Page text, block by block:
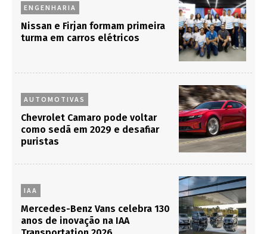
ENGENHARIA
Nissan e Firjan formam primeira
turma em carros elétricos
AUTOMOTIVAS
Chevrolet Camaro pode voltar
como sedã em 2029 e desafiar
puristas
IAA
Mercedes-Benz Vans celebra 130
anos de inovação na IAA